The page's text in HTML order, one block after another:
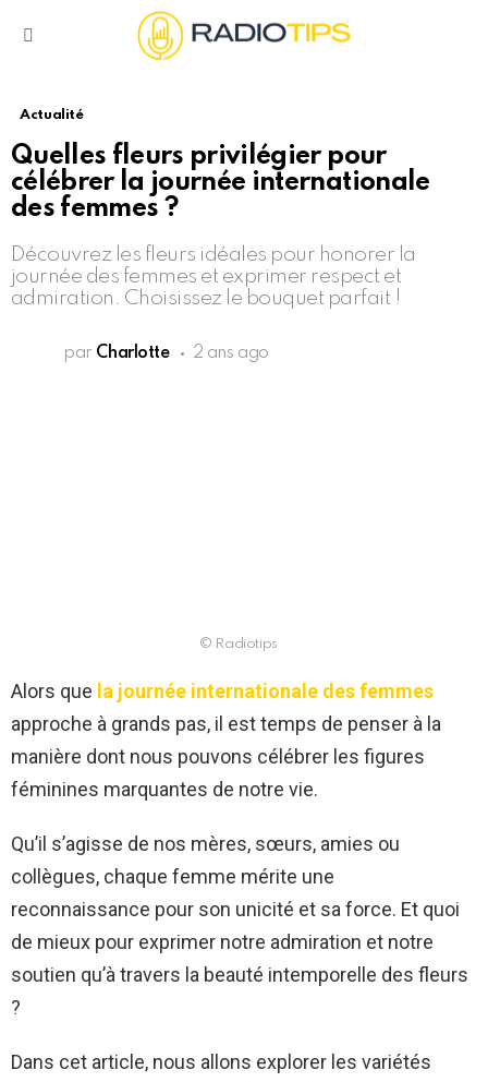
Actualité
Quelles fleurs privilégier pour
célébrer la journée internationale
des femmes ?
Découvrez les fleurs idéales pour honorer la
journée des femmes et exprimer respect et
admiration. Choisissez le bouquet parfait !
par Charlotte 2 ans ago
© Radiotips
Alors que la journée internationale des femmes
approche à grands pas, il est temps de penser à la
manière dont nous pouvons célébrer les figures
féminines marquantes de notre vie.
Qu’il s’agisse de nos mères, sœurs, amies ou
collègues, chaque femme mérite une
reconnaissance pour son unicité et sa force. Et quoi
de mieux pour exprimer notre admiration et notre
soutien qu’à travers la beauté intemporelle des fleurs
?
Dans cet article, nous allons explorer les variétés